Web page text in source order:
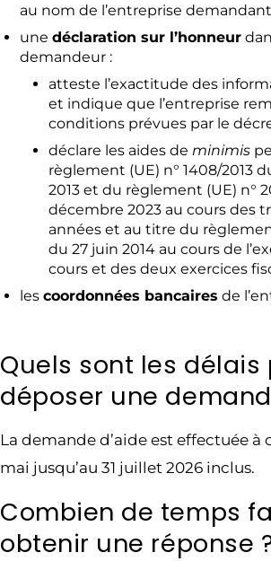
au nom de l’entreprise demandant
une déclaration sur l’honneur
demandeur :
atteste l’exactitude des
et indique que l’entreprise
conditions prévues par le
déclare les aides de minimis
règlement (UE) n° 1408/2013
2013 et du règlement (UE) n°
décembre 2023 au cours des
années et au titre du
du 27 juin 2014 au cours de
cours et des deux exercices
les coordonnées bancaires de
Quels sont les délais
déposer une
La demande d’aide est effectuée à
mai jusqu’au 31 juillet 2026 inclus.
Combien de temps
obtenir une réponse